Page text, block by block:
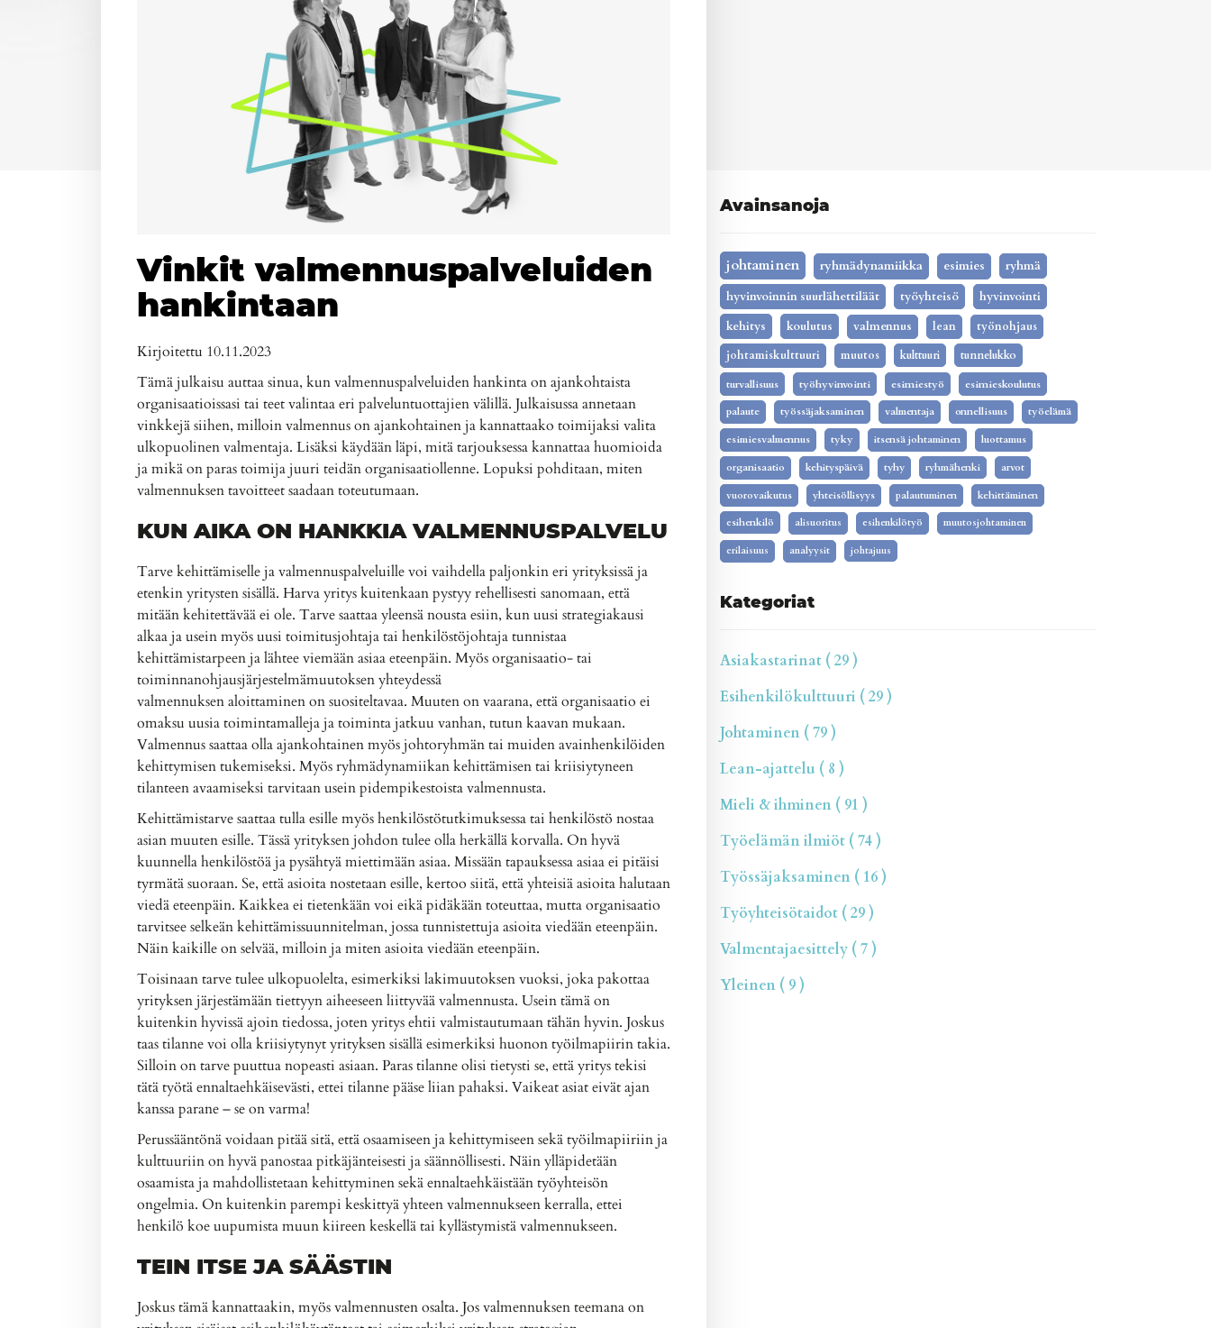
Vinkit valmennuspalveluiden
hankintaan
Kirjoitettu 10.11.2023
Tämä julkaisu auttaa sinua, kun valmennuspalveluiden hankinta on ajankohtaista
organisaatioissasi tai teet valintaa eri palveluntuottajien välillä. Julkaisussa annetaan
vinkkejä siihen, milloin valmennus on ajankohtainen ja kannattaako toimijaksi valita
ulkopuolinen valmentaja. Lisäksi käydään läpi, mitä tarjouksessa kannattaa huomioida
ja mikä on paras toimija juuri teidän organisaatiollenne. Lopuksi pohditaan, miten
valmennuksen tavoitteet saadaan toteutumaan.
KUN AIKA ON HANKKIA VALMENNUSPALVELU
Tarve kehittämiselle ja valmennuspalveluille voi vaihdella paljonkin eri yrityksissä ja
etenkin yritysten sisällä. Harva yritys kuitenkaan pystyy rehellisesti sanomaan, että
mitään kehitettävää ei ole. Tarve saattaa yleensä nousta esiin, kun uusi strategiakausi
alkaa ja usein myös uusi toimitusjohtaja tai henkilöstöjohtaja tunnistaa
kehittämistarpeen ja lähtee viemään asiaa eteenpäin. Myös organisaatio- tai
toiminnanohjausjärjestelmämuutoksen yhteydessä
valmennuksen aloittaminen on suositeltavaa. Muuten on vaarana, että organisaatio ei
omaksu uusia toimintamalleja ja toiminta jatkuu vanhan, tutun kaavan mukaan.
Valmennus saattaa olla ajankohtainen myös johtoryhmän tai muiden avainhenkilöiden
kehittymisen tukemiseksi. Myös ryhmädynamiikan kehittämisen tai kriisiytyneen
tilanteen avaamiseksi tarvitaan usein pidempikestoista valmennusta.
Kehittämistarve saattaa tulla esille myös henkilöstötutkimuksessa tai henkilöstö nostaa
asian muuten esille. Tässä yrityksen johdon tulee olla herkällä korvalla. On hyvä
kuunnella henkilöstöä ja pysähtyä miettimään asiaa. Missään tapauksessa asiaa ei pitäisi
tyrmätä suoraan. Se, että asioita nostetaan esille, kertoo siitä, että yhteisiä asioita halutaan
viedä eteenpäin. Kaikkea ei tietenkään voi eikä pidäkään toteuttaa, mutta organisaatio
tarvitsee selkeän kehittämissuunnitelman, jossa tunnistettuja asioita viedään eteenpäin.
Näin kaikille on selvää, milloin ja miten asioita viedään eteenpäin.
Toisinaan tarve tulee ulkopuolelta, esimerkiksi lakimuutoksen vuoksi, joka pakottaa
yrityksen järjestämään tiettyyn aiheeseen liittyvää valmennusta. Usein tämä on
kuitenkin hyvissä ajoin tiedossa, joten yritys ehtii valmistautumaan tähän hyvin. Joskus
taas tilanne voi olla kriisiytynyt yrityksen sisällä esimerkiksi huonon työilmapiirin takia.
Silloin on tarve puuttua nopeasti asiaan. Paras tilanne olisi tietysti se, että yritys tekisi
tätä työtä ennaltaehkäisevästi, ettei tilanne pääse liian pahaksi. Vaikeat asiat eivät ajan
kanssa parane – se on varma!
Perussääntönä voidaan pitää sitä, että osaamiseen ja kehittymiseen sekä työilmapiiriin ja
kulttuuriin on hyvä panostaa pitkäjänteisesti ja säännöllisesti. Näin ylläpidetään
osaamista ja mahdollistetaan kehittyminen sekä ennaltaehkäistään työyhteisön
ongelmia. On kuitenkin parempi keskittyä yhteen valmennukseen kerralla, ettei
henkilö koe uupumista muun kiireen keskellä tai kyllästymistä valmennukseen.
TEIN ITSE JA SÄÄSTIN
Joskus tämä kannattaakin, myös valmennusten osalta. Jos valmennuksen teemana on
Avainsanoja
johtaminen ryhmädynamiikka esimies
ryhmä
hyvinvoinnin suurlähettiläät
työyhteisö
hyvinvointi
kehitys
koulutus valmennus lean
työnohjaus
johtamiskulttuuri
muutos kulttuuri
tunnelukko
turvallisuus
työhyvinvointi esimiestyö esimieskoulutus
palaute työssäjaksaminen valmentaja onnellisuus työelämä
esimiesvalmennus tyky itsensä johtaminen luottamus
organisaatio kehityspäivä tyhy ryhmähenki arvot
vuorovaikutus yhteisöllisyys palautuminen
kehittäminen
esihenkilö
alisuoritus esihenkilötyö muutosjohtaminen
erilaisuus analyysit johtajuus
Kategoriat
Asiakastarinat ( 29 )
Esihenkilökulttuuri ( 29 )
Johtaminen ( 79 )
Lean-ajattelu ( 8 )
Mieli & ihminen ( 91 )
Työelämän ilmiöt ( 74 )
Työssäjaksaminen ( 16 )
Työyhteisötaidot ( 29 )
Valmentajaesittely ( 7 )
Yleinen ( 9 )